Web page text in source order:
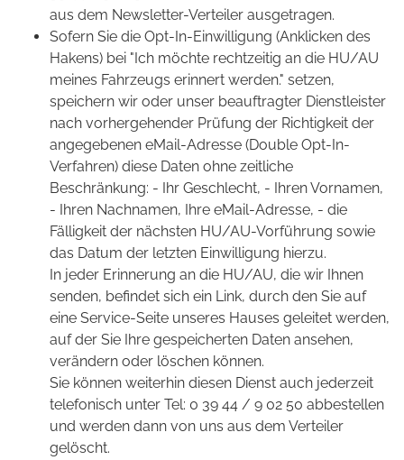
aus dem Newsletter-Verteiler ausgetragen.
Sofern Sie die Opt-In-Einwilligung (Anklicken des
Hakens) bei "Ich möchte rechtzeitig an die HU/AU
meines Fahrzeugs erinnert werden." setzen,
speichern wir oder unser beauftragter Dienstleister
nach vorhergehender Prüfung der Richtigkeit der
angegebenen eMail-Adresse (Double Opt-In-
Verfahren) diese Daten ohne zeitliche
Beschränkung: - Ihr Geschlecht, - Ihren Vornamen,
- Ihren Nachnamen, Ihre eMail-Adresse, - die
Fälligkeit der nächsten HU/AU-Vorführung sowie
das Datum der letzten Einwilligung hierzu.
In jeder Erinnerung an die HU/AU, die wir Ihnen
senden, befindet sich ein Link, durch den Sie auf
eine Service-Seite unseres Hauses geleitet werden,
auf der Sie Ihre gespeicherten Daten ansehen,
verändern oder löschen können.
Sie können weiterhin diesen Dienst auch jederzeit
telefonisch unter Tel: 0 39 44 / 9 02 50 abbestellen
und werden dann von uns aus dem Verteiler
gelöscht.